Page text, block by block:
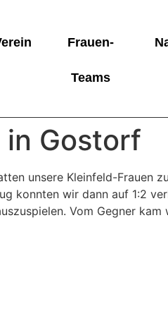
Frauen-
Teams
in Gostorf
unsere Kleinfeld-Frauen
konnten wir dann auf 1:2
Vom Gegner